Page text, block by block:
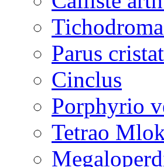
Parus
Cinclus
Porphyrio
Tetrao